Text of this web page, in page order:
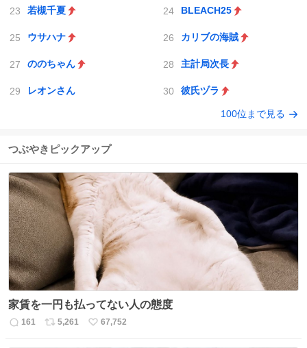
若槻千夏 BLEACH25
ウサハナ カリブの海賊
ののちゃん 主計局次長
レオンさん 彼氏ヅラ
100位まで見る
つぶやきピックアップ
家賃を一円も払ってない人の態度
返
161
リ
5,261
い
67,752